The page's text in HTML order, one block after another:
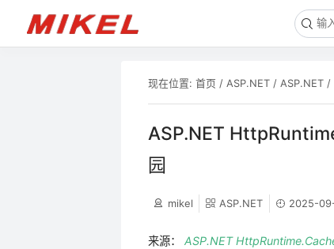
现在位置: 首页 / ASP.NET/ ASP.NET/
ASP.NET
园
mikel ASP.NET 2025-
来源： ASP.NET